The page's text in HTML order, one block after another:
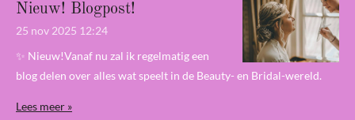
Nieuw! Blogpost!
25 nov 2025 12:24
✨ Nieuw!Vanaf nu zal ik regelmatig een
blog delen over alles wat speelt in de Beauty- en Bridal-wereld.
Lees meer »